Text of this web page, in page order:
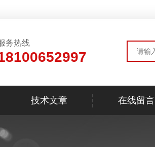
务热线
技术文章 在线留言